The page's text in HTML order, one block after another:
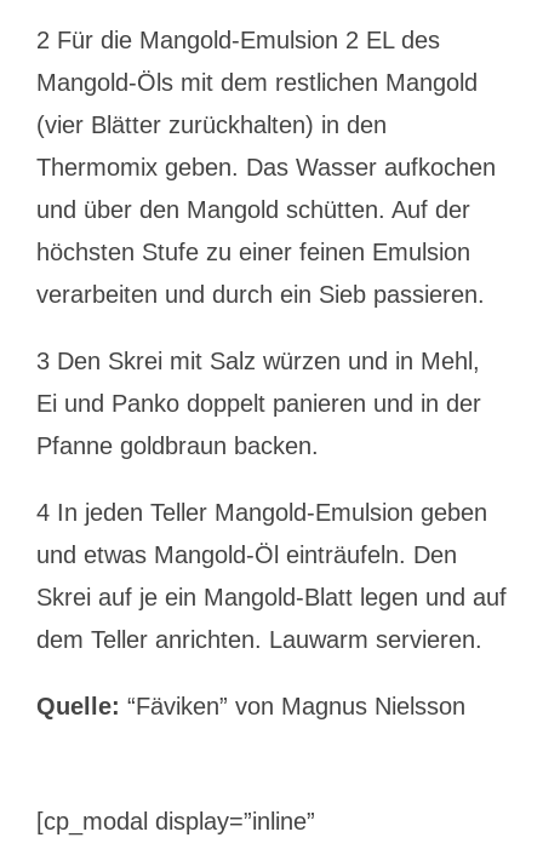
2 Für die Mangold-Emulsion 2 EL des
Mangold-Öls mit dem restlichen Mangold
(vier Blätter zurückhalten) in den
Thermomix geben. Das Wasser aufkochen
und über den Mangold schütten. Auf der
höchsten Stufe zu einer feinen Emulsion
verarbeiten und durch ein Sieb passieren.
3 Den Skrei mit Salz würzen und in Mehl,
Ei und Panko doppelt panieren und in der
Pfanne goldbraun backen.
4 In jeden Teller Mangold-Emulsion geben
und etwas Mangold-Öl einträufeln. Den
Skrei auf je ein Mangold-Blatt legen und auf
dem Teller anrichten. Lauwarm servieren.
Quelle: “Fäviken” von Magnus Nielsson
[cp_modal display=”inline”